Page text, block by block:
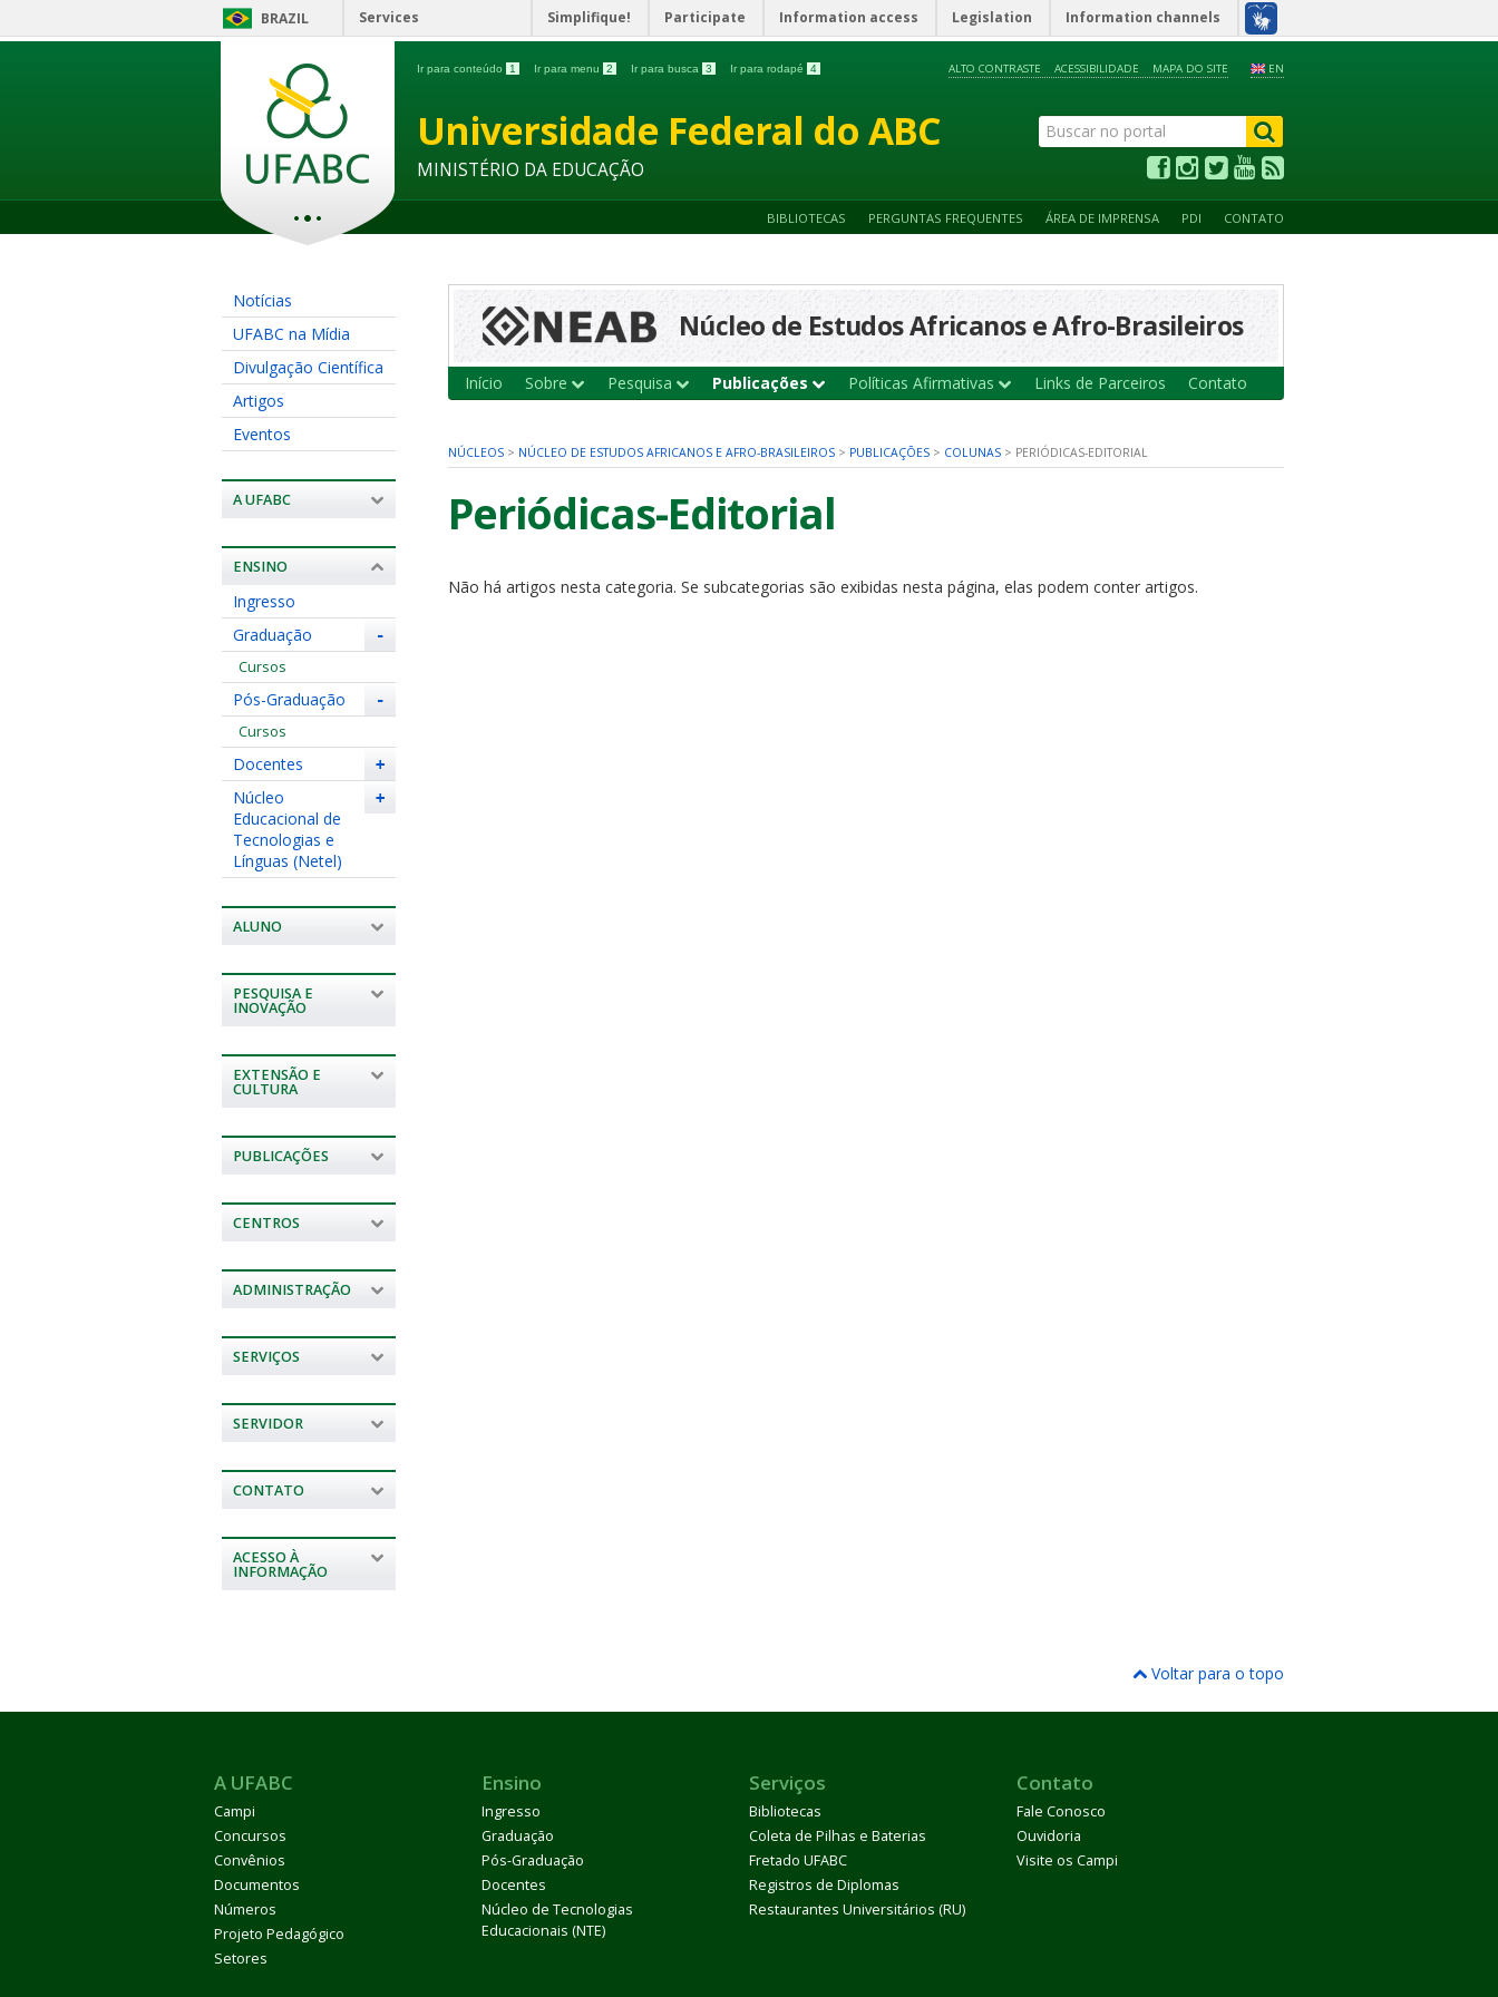
BRAZIL Services Simplifique! Participate Information access Legislation Information channels
Ir para conteúdo 1 Ir para menu 2 Ir para busca 3 Ir para rodapé 4 EN
ALTO CONTRASTE ACESSIBILIDADE MAPA DO SITE
Universidade Federal do ABC
MINISTÉRIO DA EDUCAÇÃO
BIBLIOTECAS PERGUNTAS FREQUENTES ÁREA DE IMPRENSA PDI CONTATO
Notícias
UFABC na Mídia
Divulgação Científica
Artigos
Eventos
A UFABC
ENSINO
Ingresso
-
Graduação
Cursos
-
Pós-Graduação
Cursos
+
Docentes
+
Núcleo
Educacional de
Tecnologias e
Línguas (Netel)
ALUNO
PESQUISA E
INOVAÇÃO
EXTENSÃO E
CULTURA
PUBLICAÇÕES
CENTROS
ADMINISTRAÇÃO
SERVIÇOS
SERVIDOR
CONTATO
ACESSO À
INFORMAÇÃO
Núcleo de Estudos Africanos e Afro-Brasileiros
Início Sobre Pesquisa Publicações Políticas Afirmativas Links de Parceiros Contato
NÚCLEOS > NÚCLEO DE ESTUDOS AFRICANOS E AFRO-BRASILEIROS > PUBLICAÇÕES > COLUNAS > PERIÓDICAS-EDITORIAL
Periódicas-Editorial
Não há artigos nesta categoria. Se subcategorias são exibidas nesta página, elas podem conter artigos.
Voltar para o topo
A UFABC
Campi
Concursos
Convênios
Documentos
Números
Projeto Pedagógico
Setores
Ensino
Ingresso
Graduação
Pós-Graduação
Docentes
Núcleo de Tecnologias
Educacionais (NTE)
Serviços
Bibliotecas
Coleta de Pilhas e Baterias
Fretado UFABC
Registros de Diplomas
Restaurantes Universitários (RU)
Contato
Fale Conosco
Ouvidoria
Visite os Campi